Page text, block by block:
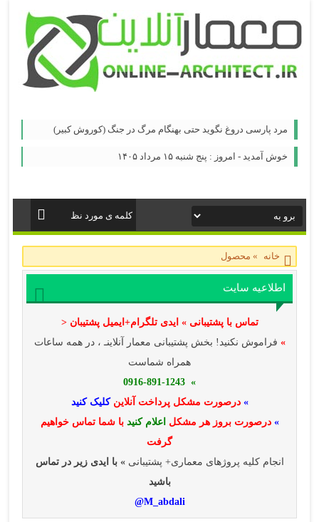
مرد پارسی دروغ نگوید حتی بهنگام مرگ در جنگ (کوروش کبیر)
خوش آمدید - امروز : پنج شنبه ۱۵ مرداد ۱۴۰۵
خانه » محصول
اطلاعیه سایت
تماس با پشتیبانی » ایدی تلگرام+ایمیل پشتیبان <
» فراموش نکنید! بخش پشتیبانی معمار آنلاینـ ، در همه ساعات
همراه شماست
» 0916-891-1243
» درصورت مشکل پرداخت آنلاینکلیک کنید
» درصورت بروز هر مشکل اعلام کنید با شما تماس خواهیم
گرفت
انجام کلیه پروژهای معماری+ پشتیبانی» با ایدی زیر در تماس
باشید
M_abdali@